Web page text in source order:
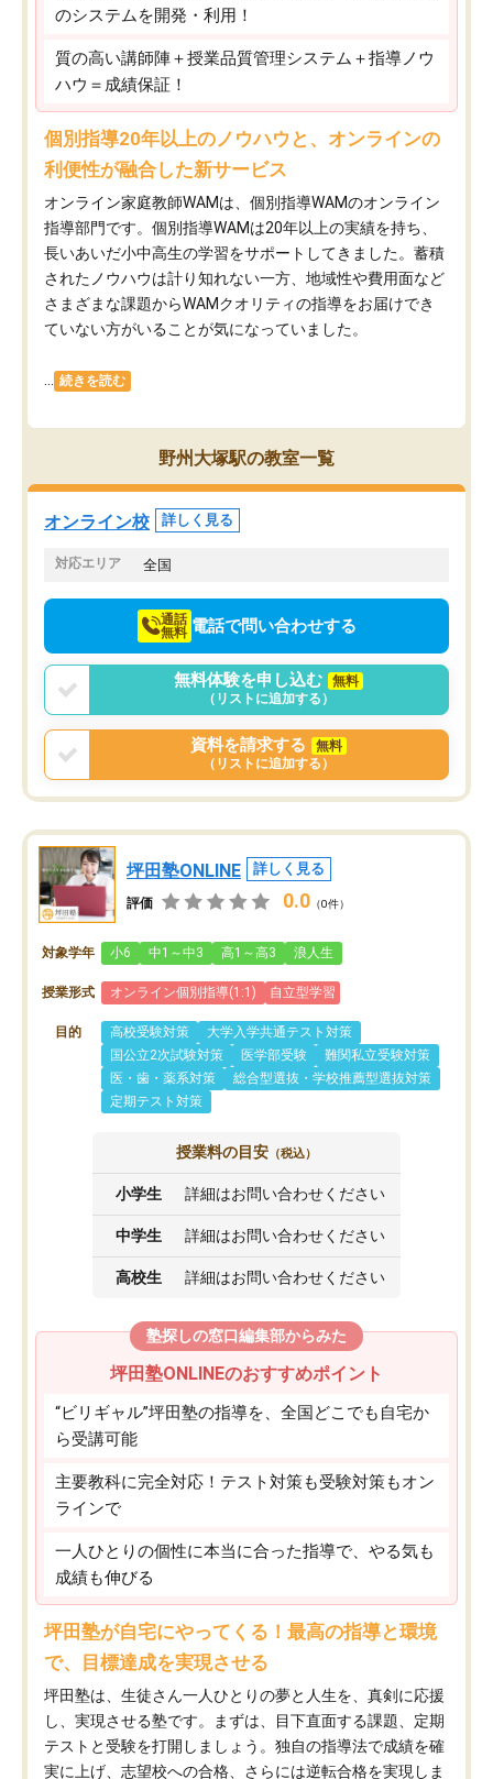
のシステムを開発・利用！
質の高い講師陣＋授業品質管理システム＋指導ノウ
ハウ＝成績保証！
個別指導20年以上のノウハウと、オンラインの
利便性が融合した新サービス
オンライン家庭教師WAMは、個別指導WAMのオンライン
指導部門です。個別指導WAMは20年以上の実績を持ち、
長いあいだ小中高生の学習をサポートしてきました。蓄積
されたノウハウは計り知れない一方、地域性や費用面など
さまざまな課題からWAMクオリティの指導をお届けでき
ていない方がいることが気になっていました。
続きを読む
野州大塚駅の教室一覧
オンライン校 詳しく見る
対応エリア 全国
通話
無料 電話で問い合わせする
無料体験を申し込む
無料
（リストに追加する）
資料を請求する
無料
（リストに追加する）
坪田塾ONLINE 詳しく見る
評価 0.0 （0件）
対象学年 小6 中1～中3 高1～高3 浪人生
授業形式 オンライン個別指導(1:1) 自立型学習
目的 高校受験対策
大学入学共通テスト対策
国公立2次試験対策
医学部受験
難関私立受験対策
医・歯・薬系対策
総合型選抜・学校推薦型選抜対策
定期テスト対策
授業料の目安 （税込）
小学生 詳細はお問い合わせください
中学生 詳細はお問い合わせください
高校生 詳細はお問い合わせください
塾探しの窓口編集部からみた
坪田塾ONLINEのおすすめポイント
“ビリギャル”坪田塾の指導を、全国どこでも自宅か
ら受講可能
主要教科に完全対応！テスト対策も受験対策もオン
ラインで
一人ひとりの個性に本当に合った指導で、やる気も
成績も伸びる
坪田塾が自宅にやってくる！最高の指導と環境
で、目標達成を実現させる
坪田塾は、生徒さん一人ひとりの夢と人生を、真剣に応援
し、実現させる塾です。まずは、目下直面する課題、定期
テストと受験を打開しましょう。独自の指導法で成績を確
実に上げ、志望校への合格、さらには逆転合格を実現しま